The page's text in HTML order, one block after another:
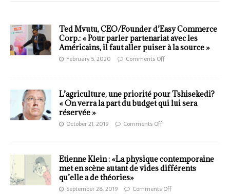
Ted Mvutu, CEO/Founder d’Easy Commerce
Corp.: « Pour parler partenariat avec les
Américains, il faut aller puiser à la source »
February 5, 2020 Comments Off
L’agriculture, une priorité pour Tshisekedi?
« On verra la part du budget qui lui sera
réservée »
October 21, 2019 Comments Off
Etienne Klein : «La physique contemporaine
met en scène autant de vides différents
qu’elle a de théories»
September 28, 2019 Comments Off